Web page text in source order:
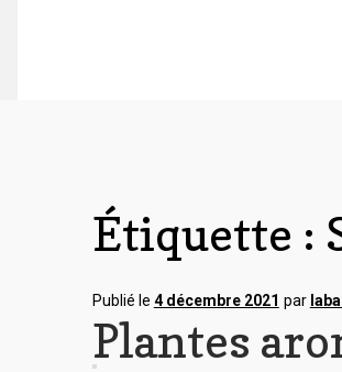
Étiquette :
Publié le 4 décembre 2021 par
Plantes